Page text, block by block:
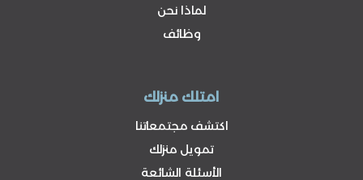
لماذا نحن
وظائف
امتلك منزلك
اكتشف مجتمعاتنا
تمويل منزلك
الأسئلة الشائعة